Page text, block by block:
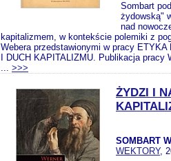
Sombart
żydowską"
nad
kapitalizmem, w kontekście polemiki z
Webera przedstawionymi w pracy ETYKA
I DUCH KAPITALIZMU. Publikacja pracy
... >>>
ŻYDZI I
SOMBART
WEKTORY,